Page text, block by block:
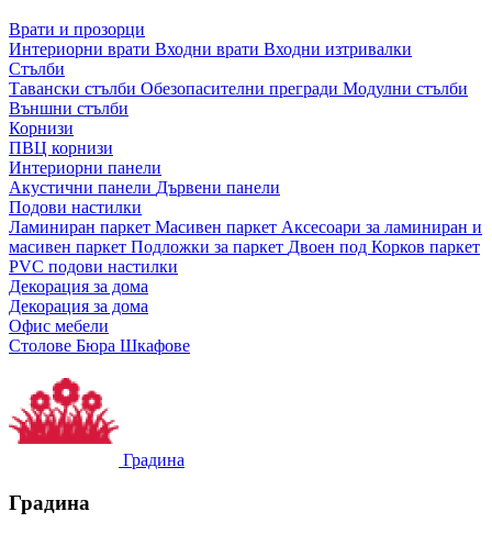
Врати и прозорци
Интериорни врати Входни врати Входни изтривалки
Стълби
Тавански стълби Обезопасителни прегради Модулни стълби
Външни стълби
Корнизи
ПВЦ корнизи
Интериорни панели
Акустични панели Дървени панели
Подови настилки
Ламиниран паркет Масивен паркет Аксесоари за ламиниран и
масивен паркет Подложки за паркет Двоен под Корков паркет
PVC подови настилки
Декорация за дома
Декорация за дома
Офис мебели
Столове Бюра Шкафове
Градина
Градина